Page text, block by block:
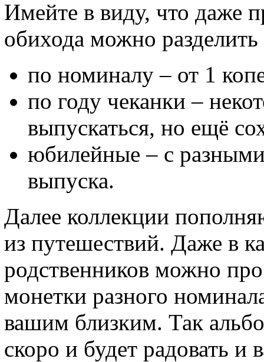
Имейте в виду, что даже
обихода можно
по номиналу – от 1
по году чеканки –
выпускаться, но ещё
юбилейные – с
выпуска.
Далее коллекции
из путешествий. Даже в
родственников можно
монетки разного
вашим близким. Так
скоро и будет радовать и